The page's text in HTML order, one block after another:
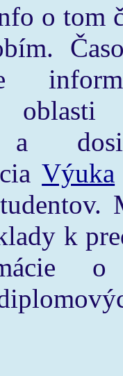
o tom
a
Výuka
k
o